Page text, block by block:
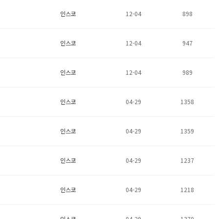
인스코 12-04 898
인스코 12-04 947
인스코 12-04 989
인스코 04-29 1358
인스코 04-29 1359
인스코 04-29 1237
인스코 04-29 1218